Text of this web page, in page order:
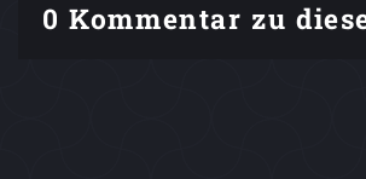
0 Kommentar zu